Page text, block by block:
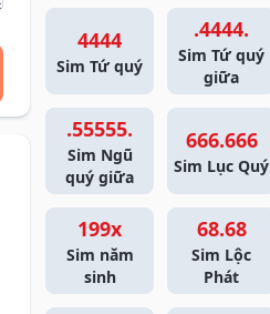
4444
Sim Tứ quý
.4444.
Sim Tứ quý
giữa
.55555.
Sim Ngũ
quý giữa
666.666
Sim Lục Quý
199x
Sim năm
sinh
68.68
Sim Lộc
Phát